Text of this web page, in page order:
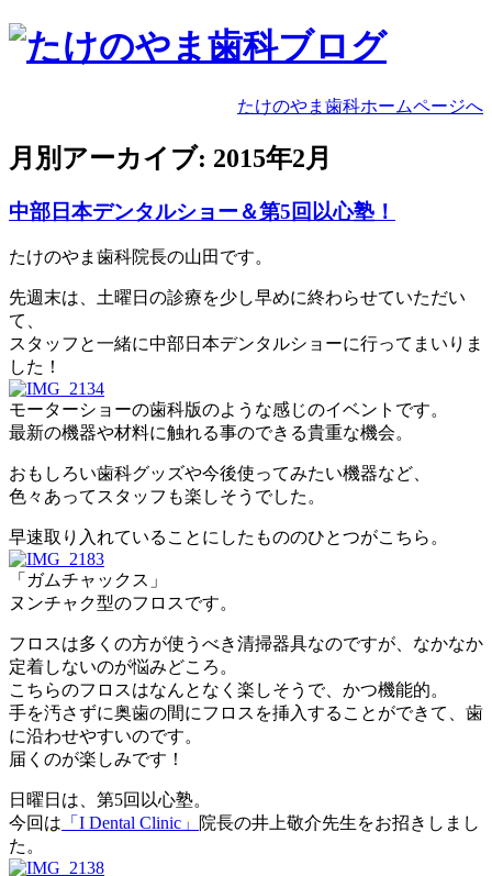
たけのやま歯科ホームページへ
月別アーカイブ: 2015年2月
中部日本デンタルショー＆第5回以心塾！
たけのやま歯科院長の山田です。
先週末は、土曜日の診療を少し早めに終わらせていただい
て、
スタッフと一緒に中部日本デンタルショーに行ってまいりま
した！
モーターショーの歯科版のような感じのイベントです。
最新の機器や材料に触れる事のできる貴重な機会。
おもしろい歯科グッズや今後使ってみたい機器など、
色々あってスタッフも楽しそうでした。
早速取り入れていることにしたもののひとつがこちら。
「ガムチャックス」
ヌンチャク型のフロスです。
フロスは多くの方が使うべき清掃器具なのですが、なかなか
定着しないのが悩みどころ。
こちらのフロスはなんとなく楽しそうで、かつ機能的。
手を汚さずに奥歯の間にフロスを挿入することができて、歯
に沿わせやすいのです。
届くのが楽しみです！
日曜日は、第5回以心塾。
今回は 「I Dental Clinic」
院長の井上敬介先生をお招きしまし
た。